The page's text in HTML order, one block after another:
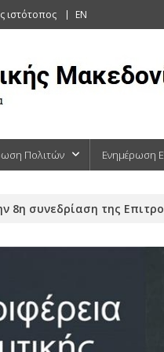
ιστότοπος EN
Πολιτών Ενημέρωση
8η συνεδρίαση της